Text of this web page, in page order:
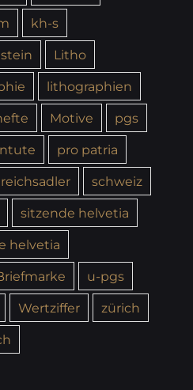
kh-s
Litho
lithographien
Motive
pgs
pro patria
reichsadler
schweiz
sitzende helvetia
helvetia
u-pgs
Wertziffer
zürich